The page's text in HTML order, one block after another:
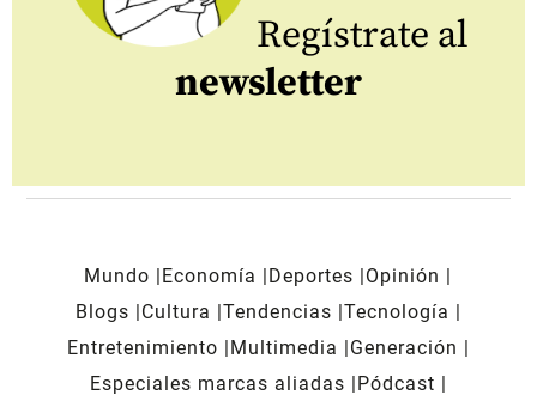
Regístrate al
newsletter
Mundo Economía Deportes
Opinión
Blogs
Cultura Tendencias Tecnología
Entretenimiento
Multimedia
Generación
Especiales marcas aliadas
Pódcast